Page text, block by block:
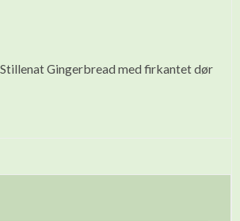
Gingerbread med firkantet dør